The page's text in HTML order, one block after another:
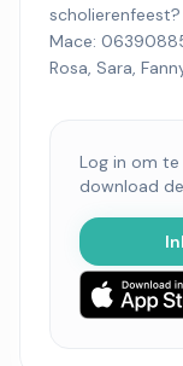
Mace:
Rosa, Sara,
Log in om
download